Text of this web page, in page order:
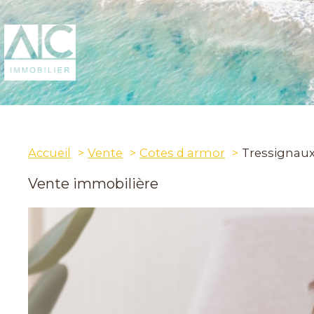
Accueil Vente Cotes d armor
Vente immobilière